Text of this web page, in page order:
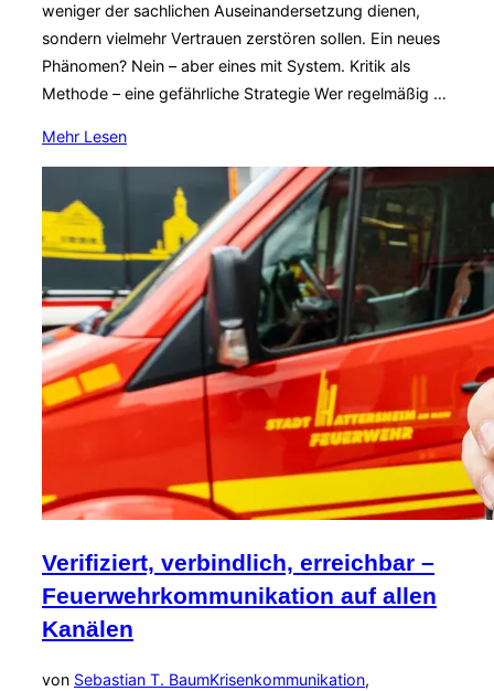
weniger der sachlichen Auseinandersetzung dienen,
sondern vielmehr Vertrauen zerstören sollen. Ein neues
Phänomen? Nein – aber eines mit System. Kritik als
Methode – eine gefährliche Strategie Wer regelmäßig …
Mehr über
„Desinformation,
Stimmungsmache
–
Gefahr
für
den
Bevölkerungsschutz“
Lesen
Verifiziert, verbindlich, erreichbar –
Feuerwehrkommunikation auf allen
Kanälen
von Sebastian T. BaumKrisenkommunikation,